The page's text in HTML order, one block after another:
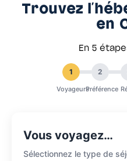
Trouvez
en
En 5
1
Voyageurs
2
Préférence
Vous voyagez…
Sélectionnez le type de